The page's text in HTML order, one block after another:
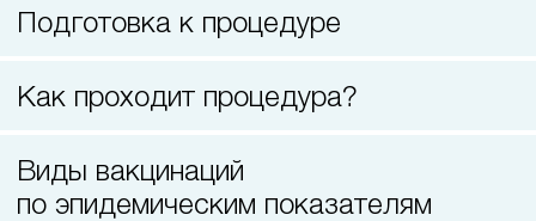
Подготовка к процедуре
Как проходит процедура?
Виды вакцинаций
по эпидемическим показателям